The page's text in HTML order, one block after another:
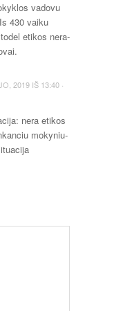
vadovu
430 vaiku
etikos nera-
2019 IŠ 13:40 ·
nera etikos
mokyniu-